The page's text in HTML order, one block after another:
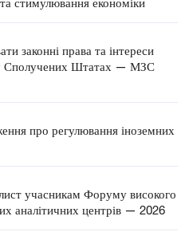
законні права та інтереси
у Сполучених Штатах — МЗС
про регулювання іноземних
учасникам Форуму високого
аналітичних центрів — 2026